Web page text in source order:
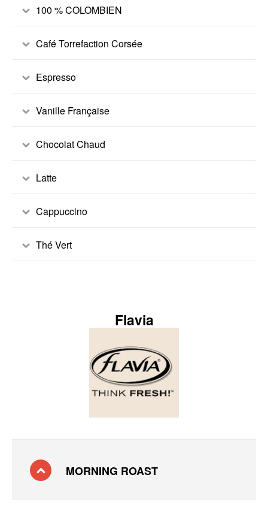
100 % COLOMBIEN
Café Torrefaction Corsée
Espresso
Vanille Française
Chocolat Chaud
Latte
Cappuccino
Thé Vert
Flavia
MORNING ROAST